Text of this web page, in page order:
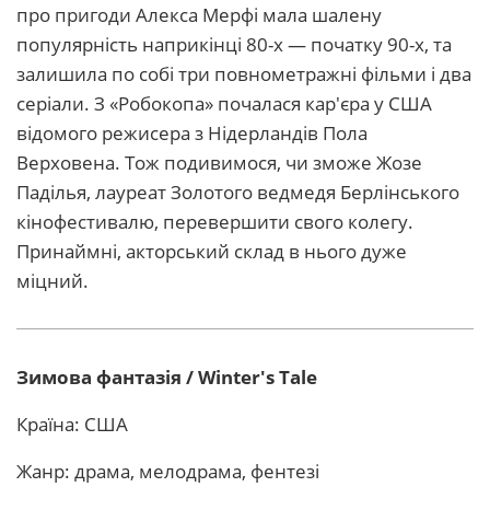
про пригоди Алекса Мерфі мала шалену
популярність наприкінці 80-х — початку 90-х, та
залишила по собі три повнометражні фільми і два
серіали. З «Робокопа» почалася кар'єра у США
відомого режисера з Нідерландів Пола
Верховена. Тож подивимося, чи зможе Жозе
Паділья, лауреат Золотого ведмедя Берлінського
кінофестивалю, перевершити свого колегу.
Принаймні, акторський склад в нього дуже
міцний.
Зимова фантазія / Winter's Tale
Країна: США
Жанр: драма, мелодрама, фентезі